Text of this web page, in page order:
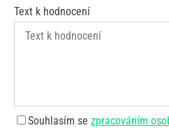
Text k hodnocení
Souhlasím se zpracováním